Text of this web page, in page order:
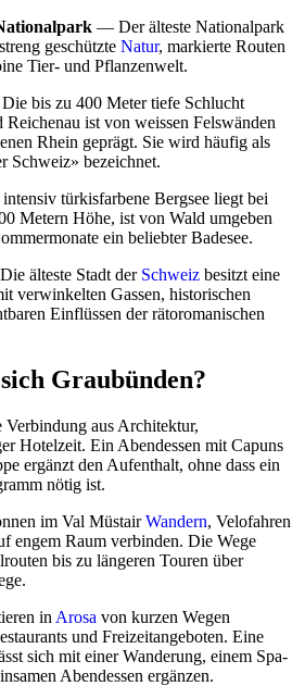
— Der älteste Nationalpark
geschützte Natur, markierte Routen
Tier- und Pflanzenwelt.
bis zu 400 Meter tiefe Schlucht
ist von weissen Felswänden
Rhein geprägt. Sie wird häufig als
Schweiz» bezeichnet.
türkisfarbene Bergsee liegt bei
Metern Höhe, ist von Wald umgeben
ein beliebter Badesee.
älteste Stadt der Schweiz besitzt eine
verwinkelten Gassen, historischen
Einflüssen der rätoromanischen
Graubünden?
Verbindung aus Architektur,
Hotelzeit. Ein Abendessen mit Capuns
ergänzt den Aufenthalt, ohne dass ein
nötig ist.
im Val MüstairWandern, Velofahren
engem Raum verbinden. Die Wege
bis zu längeren Touren über
in Arosa von kurzen Wegen
und Freizeitangeboten. Eine
sich mit einer Wanderung, einem Spa-
Abendessen ergänzen.